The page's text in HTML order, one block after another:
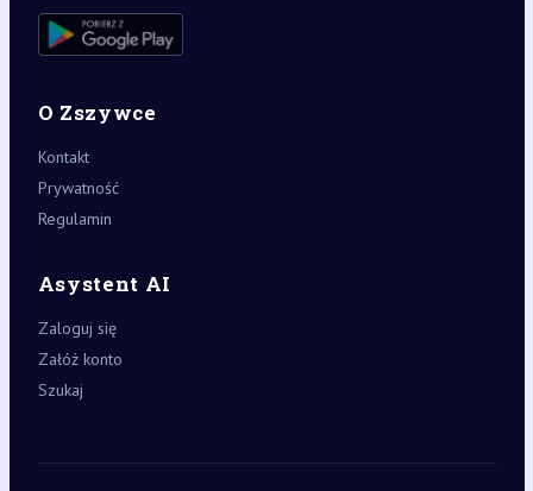
O Zszywce
Kontakt
Prywatność
Regulamin
Asystent AI
Zaloguj się
Załóż konto
Szukaj